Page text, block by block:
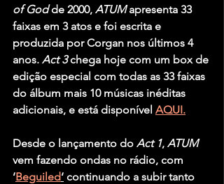
of God de 2000, ATUM apresenta 33
faixas em 3 atos e foi escrita e
produzida por Corgan nos últimos 4
anos. Act 3 chega hoje com um box de
edição especial com todas as 33 faixas
do álbum mais 10 músicas inéditas
adicionais, e está disponível AQUI.
Desde o lançamento do Act 1, ATUM
vem fazendo ondas no rádio, com
‘Beguiled‘ continuando a subir tanto